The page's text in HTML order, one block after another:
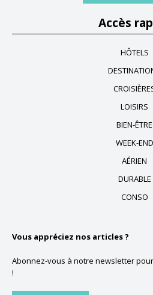
Accès
HÔTELS
LOISIRS
BIEN-ÊTRE
WEEK-END
AÉRIEN
DURABLE
CONSO
Vous appréciez nos articles ?
Abonnez-vous à notre newsletter
!